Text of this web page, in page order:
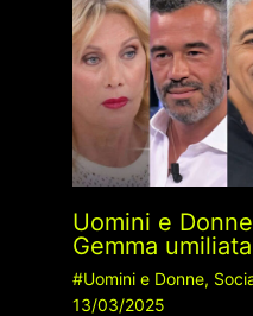
Uomini e
Gemma
#Uomini e Donne,
13/03/2025